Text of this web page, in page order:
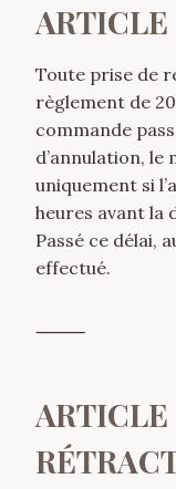
ARTICLE
Toute prise de
règlement de
commande
d’annulation,
uniquement si
heures avant la
Passé ce délai,
effectué.
⸻
ARTICLE